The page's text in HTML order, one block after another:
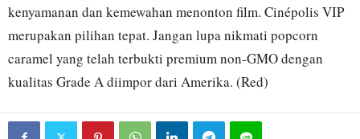
kenyamanan dan kemewahan menonton film. Cinépolis VIP
merupakan pilihan tepat. Jangan lupa nikmati popcorn
caramel yang telah terbukti premium non-GMO dengan
kualitas Grade A diimpor dari Amerika. (Red)